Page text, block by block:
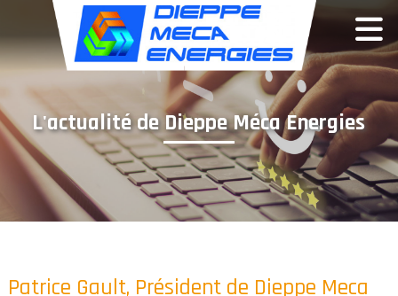
L'actualité de Dieppe Méca Energies
Patrice Gault, Président de Dieppe Meca
Panneau de gestion des cookies